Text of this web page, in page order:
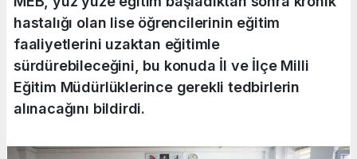
hastalığı olan lise öğrencilerinin eğitim
faaliyetlerini uzaktan eğitimle
sürdürebileceğini, bu konuda İl ve İlçe Milli
Eğitim Müdürlüklerince gerekli tedbirlerin
alınacağını bildirdi.